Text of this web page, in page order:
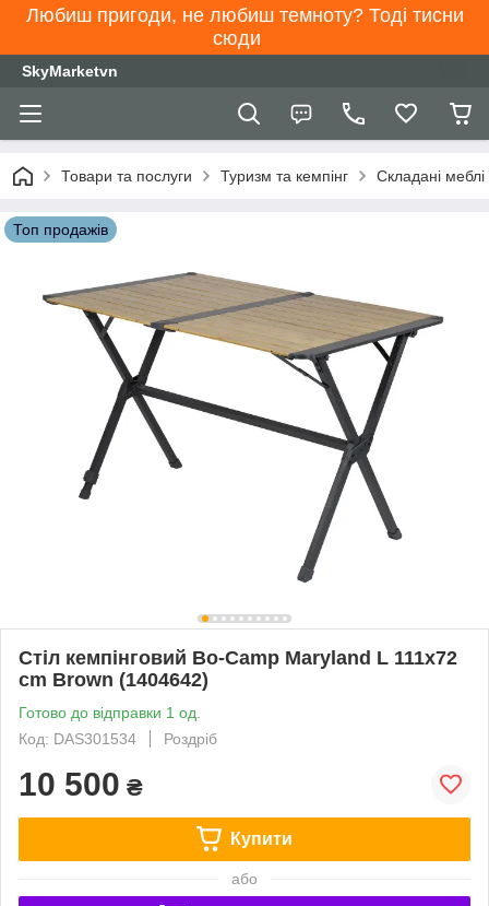
Любиш пригоди, не любиш темноту? Тоді тисни
сюди
SkyMarketvn
Товари та послуги Туризм та кемпінг Складані меблі
Топ продажів
Стіл кемпінговий Bo-Camp Maryland L 111x72
cm Brown (1404642)
Готово до відправки 1 од.
Код: DAS301534
Роздріб
10 500 ₴
Купити
або